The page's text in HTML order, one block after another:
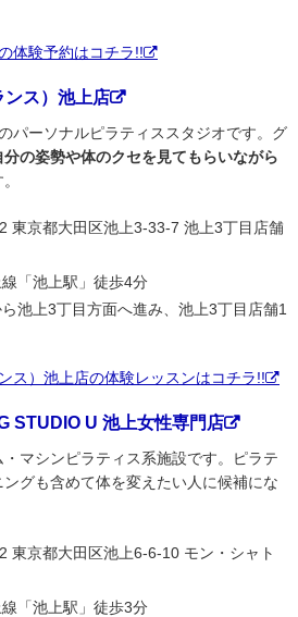
体験予約はコチラ!!
ス）池上店
パーソナルピラティススタジオです。グ
分の姿勢や体のクセを見てもらいながら
東京都大田区池上3-33-7 池上3丁目店舗
「池上駅」徒歩4分
池上3丁目方面へ進み、池上3丁目店舗1
ス）池上店の体験レッスンはコチラ!!
STUDIO U 池上女性専門店
マシンピラティス系施設です。ピラテ
グも含めて体を変えたい人に候補にな
東京都大田区池上6-6-10 モン・シャト
「池上駅」徒歩3分